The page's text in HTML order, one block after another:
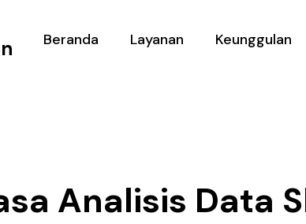
Beranda Layanan Keunggulan
Analisis Data